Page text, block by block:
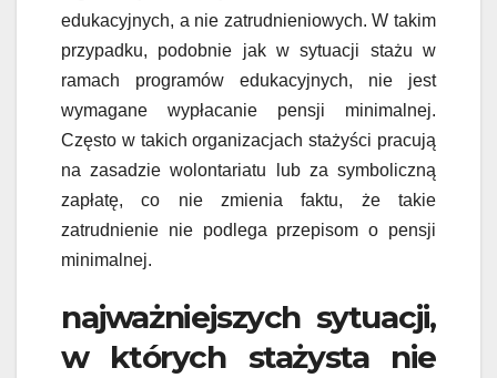
edukacyjnych, a nie zatrudnieniowych. W takim
przypadku, podobnie jak w sytuacji stażu w
ramach programów edukacyjnych, nie jest
wymagane wypłacanie pensji minimalnej.
Często w takich organizacjach stażyści pracują
na zasadzie wolontariatu lub za symboliczną
zapłatę, co nie zmienia faktu, że takie
zatrudnienie nie podlega przepisom o pensji
minimalnej.
najważniejszych sytuacji,
w których stażysta nie